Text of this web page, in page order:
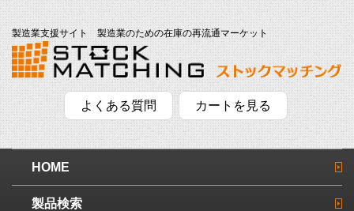
製造業支援サイト 製造業のための在庫の再流通マーケット
よくある質問 カートを見る
HOME
製品検索